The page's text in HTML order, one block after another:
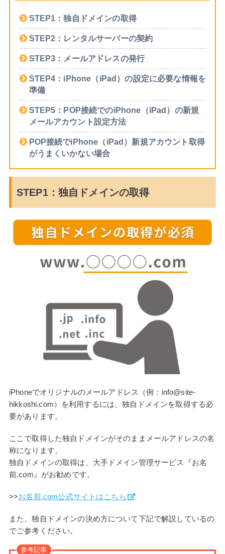
STEP1：独自ドメインの取得
STEP2：レンタルサーバーの契約
STEP3：メールアドレスの発行
STEP4：iPhone（iPad）の設定に必要な情報を
準備
STEP5：POP接続でのiPhone（iPad）の新規
メールアカウント設定方法
POP接続でiPhone（iPad）新規アカウント取得
がうまくいかない場合
STEP1：独自ドメインの取得
iPhoneでオリジナルのメールアドレス（例：info@site-
hikkoshi.com）を利用するには、独自ドメインを取得する必
要があります。
ここで取得した独自ドメインがそのままメールアドレスの名
称になります。
独自ドメインの取得は、大手ドメイン管理サービス『お名
前.com』がお勧めです。
>>お名前.com公式サイトはこちら
また、独自ドメインの決め方について下記で解説しているの
でご参考ください。
参考記事